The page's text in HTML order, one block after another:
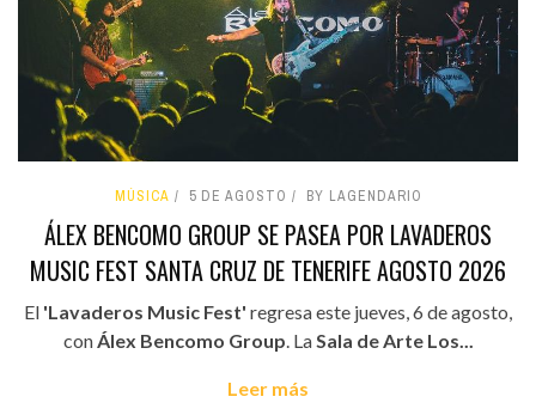
MÚSICA 5 DE AGOSTO BY LAGENDARIO
ÁLEX BENCOMO GROUP SE PASEA POR LAVADEROS
MUSIC FEST SANTA CRUZ DE TENERIFE AGOSTO 2026
El 'Lavaderos Music Fest' regresa este jueves, 6 de agosto,
conÁlex Bencomo Group. LaSala de Arte Los...
Leer más